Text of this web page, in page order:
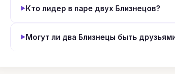
Кто лидер в паре двух Близнецов?
Могут ли два Близнецы быть